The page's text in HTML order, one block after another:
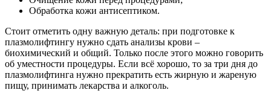
Обработка кожи антисептиком.
Стоит отметить одну важную деталь: при подготовке к
плазмолифтингу нужно сдать анализы крови –
биохимический и общий. Только после этого можно говорить
об уместности процедуры. Если всё хорошо, то за три дня до
плазмолифтинга нужно прекратить есть жирную и жареную
пищу, принимать лекарства и алкоголь.